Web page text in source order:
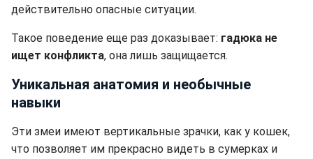
действительно опасные ситуации.
Такое поведение еще раз доказывает: гадюка не
ищет конфликта, она лишь защищается.
Уникальная анатомия и необычные
навыки
Эти змеи имеют вертикальные зрачки, как у кошек,
что позволяет им прекрасно видеть в сумерках и